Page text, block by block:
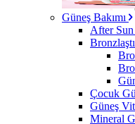
Güneş Bakımı
After Sun
Çocuk
Güneş
Mineral